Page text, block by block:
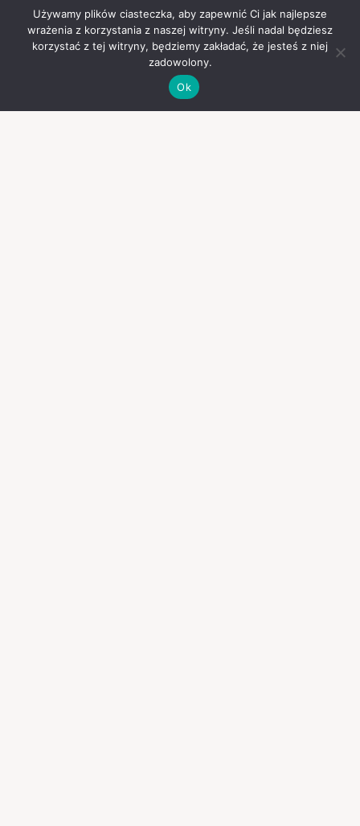
Używamy plików ciasteczka, aby zapewnić Ci jak najlepsze
wrażenia z korzystania z naszej witryny. Jeśli nadal będziesz
korzystać z tej witryny, będziemy zakładać, że jesteś z niej
zadowolony.
Ok